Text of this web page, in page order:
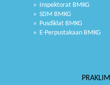
» Inspektorat BMKG
» SDM BMKG
» Pusdiklat BMKG
» E-Perpustakaan BMKG